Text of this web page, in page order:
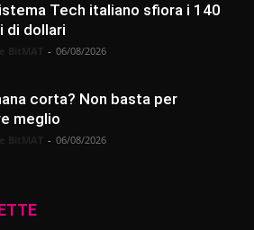
Tech italiano sfiora i 140
di dollari
- 06/08/2026
corta? Non basta per
meglio
- 06/08/2026